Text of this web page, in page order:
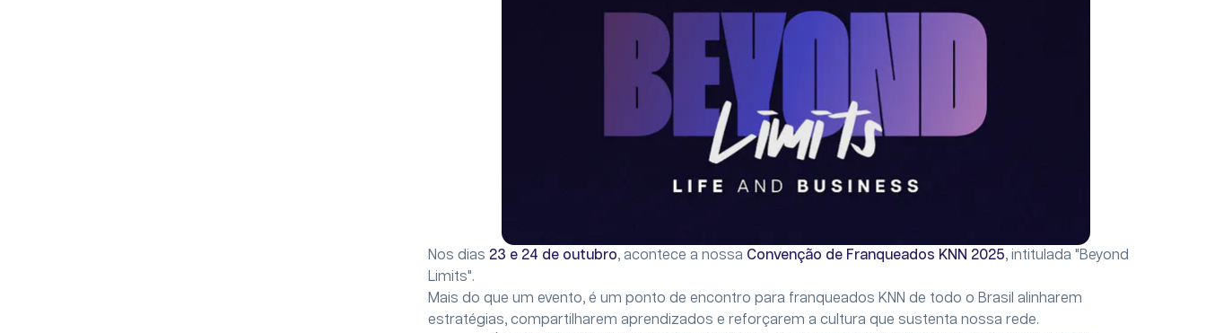
Nos dias 23 e 24 de outubro, acontece a nossa Convenção de Franqueados KNN 2025, intitulada "Beyond
Limits".
Mais do que um evento, é um ponto de encontro para franqueados KNN de todo o Brasil alinharem
estratégias, compartilharem aprendizados e reforçarem a cultura que sustenta nossa rede.